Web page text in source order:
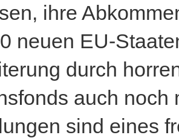
ihre
neuen EU-
durch
auch noch
sind eines